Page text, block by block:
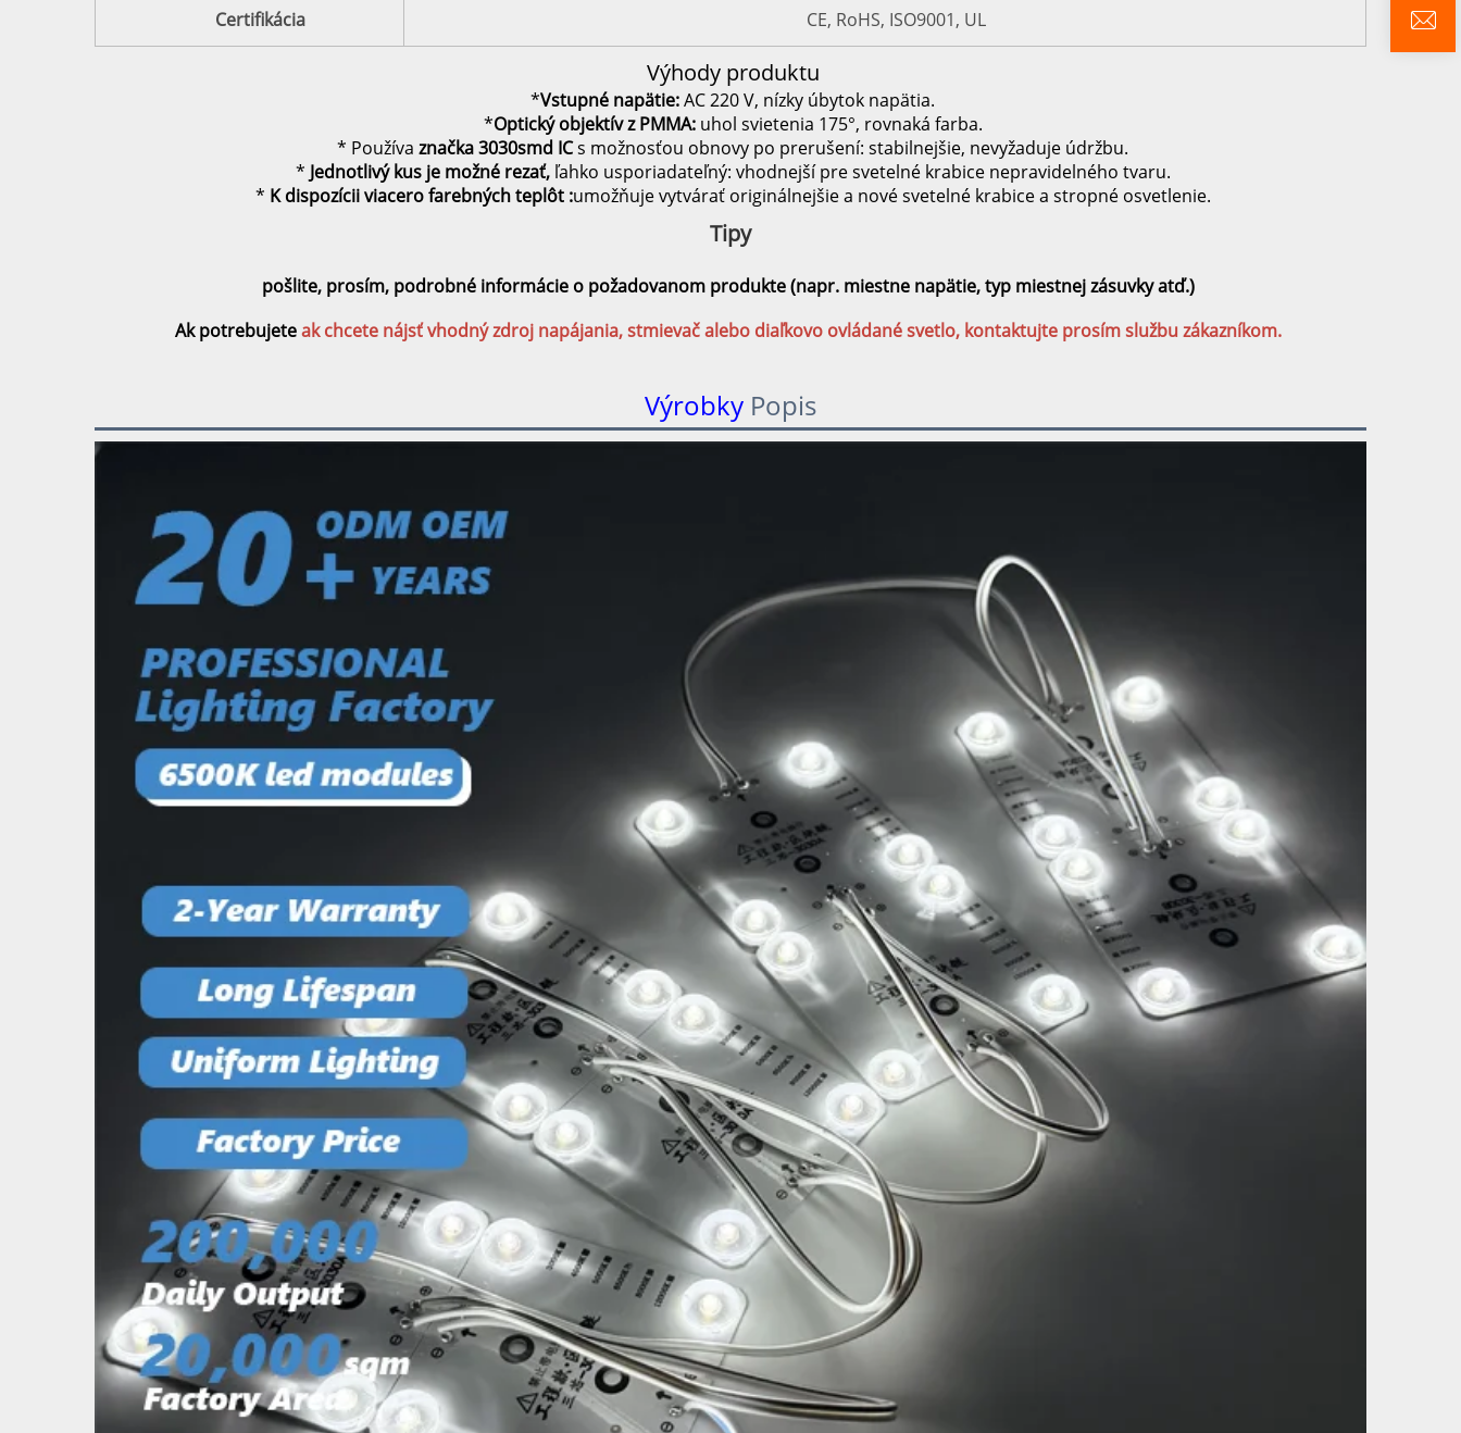
Certifikácia CE, RoHS, ISO9001, UL
Výhody produktu
*Vstupné napätie:AC 220 V, nízky úbytok napätia.
*Optický objektív z PMMA: uhol svietenia 175°, rovnaká farba.
* Používa značka3030smd ICs možnosťou obnovy po prerušení: stabilnejšie, nevyžaduje údržbu.
* Jednotlivý kus je možné rezať, ľahko usporiadateľný: vhodnejší pre svetelné krabice nepravidelného tvaru.
* K dispozícii viacero farebných teplôt :umožňuje vytvárať originálnejšie a nové svetelné krabice a stropné osvetlenie.
Tipy
pošlite, prosím, podrobné informácie o požadovanom produkte (napr. miestne napätie, typ miestnej zásuvky atď.)
Ak potrebujete ak chcete nájsť vhodný zdroj napájania, stmievač alebo diaľkovo ovládané svetlo, kontaktujte prosím službu zákazníkom.
Výrobky Popis